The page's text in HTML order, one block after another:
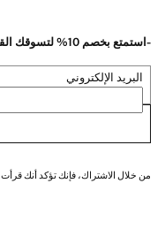
-استمتع بخصم 10% لتسوقك القادم عند اشتراكك في نشرتنا الاخبارية
البريد الإلكتروني
من خلال الاشتراك، فإنك تؤكد أنك قرأت